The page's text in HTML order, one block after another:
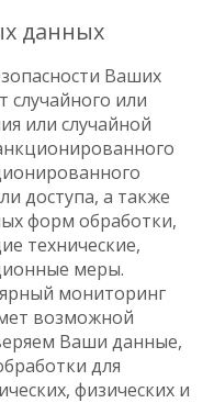
данных
Ваших
случайного или
или случайной
доступа, а также
форм обработки,
технические,
меры.
мониторинг
возможной
Ваши данные,
для
физических и